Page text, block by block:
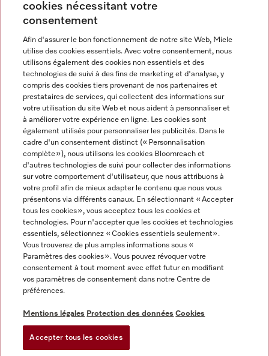
Langue
FRANCAIS
Informations légales
CGV
Conditions d’utilisation
Déclaration d'accessibilité
Digital Services Act
Miele sur Instagram
Miele sur Youtube
cookies nécessitant votre
consentement
Afin d'assurer le bon fonctionnement de notre site Web, Miele
utilise des cookies essentiels. Avec votre consentement, nous
utilisons également des cookies non essentiels et des
technologies de suivi à des fins de marketing et d'analyse, y
compris des cookies tiers provenant de nos partenaires et
prestataires de services, qui collectent des informations sur
votre utilisation du site Web et nous aident à personnaliser et
à améliorer votre expérience en ligne. Les cookies sont
également utilisés pour personnaliser les publicités. Dans le
cadre d'un consentement distinct (« Personnalisation
complète »), nous utilisons les cookies Bloomreach et
d'autres technologies de suivi pour collecter des informations
sur votre comportement d'utilisateur, que nous attribuons à
votre profil afin de mieux adapter le contenu que nous vous
présentons via différents canaux. En sélectionnant « Accepter
tous les cookies », vous acceptez tous les cookies et
technologies. Pour n'accepter que les cookies et technologies
essentiels, sélectionnez « Cookies essentiels seulement».
Vous trouverez de plus amples informations sous «
Paramètres des cookies ». Vous pouvez révoquer votre
consentement à tout moment avec effet futur en modifiant
vos paramètres de consentement dans notre Centre de
préférences.
Mentions légales Protection des données Cookies
Accepter tous les cookies